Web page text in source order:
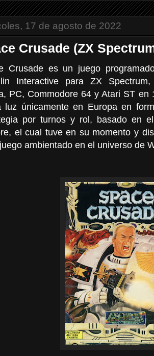
17 de agosto de 2022
Crusade (ZX
Crusade es un juego
Interactive para ZX
PC, Commodore 64 y Atari ST en
luz únicamente en Europa en
por turnos y rol, basado en
el cual tuve en su momento y
ambientado en el universo de